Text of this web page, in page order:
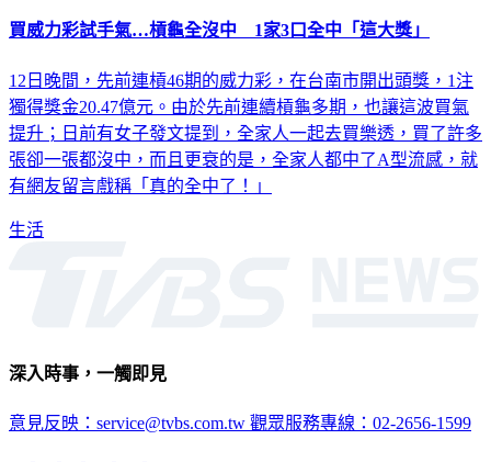
買威力彩試手氣…槓龜全沒中 1家3口全中「這大獎」
12日晚間，先前連槓46期的威力彩，在台南市開出頭獎，1注
獨得獎金20.47億元。由於先前連續槓龜多期，也讓這波買氣
提升；日前有女子發文提到，全家人一起去買樂透，買了許多
張卻一張都沒中，而且更衰的是，全家人都中了A型流感，就
有網友留言戲稱「真的全中了！」
生活
深入時事，一觸即見
意見反映：service@tvbs.com.tw 觀眾服務專線：02-2656-1599